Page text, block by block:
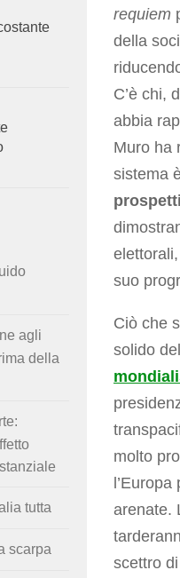
requiem
della
C’è chi,
abbia
Muro ha
sistema
suo
Ciò che
solido
molto
arenate.
scettro
agli
della
tutta
scarpa